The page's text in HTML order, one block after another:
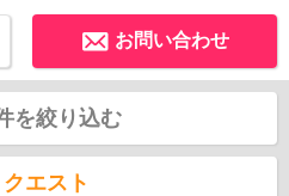
お問い合わせ
を絞り込む
エスト